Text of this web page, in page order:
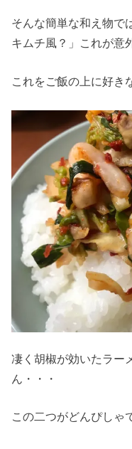
そんな簡単な和え物で
キムチ風？」これが意
これをご飯の上に好き
凄く胡椒が効いたラー
ん・・・
この二つがどんぴしゃ